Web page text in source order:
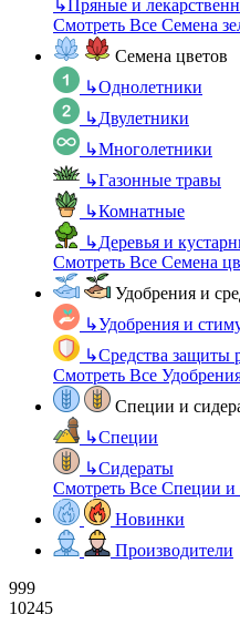
↳Пряные и
Смотреть Все Семена
Семена цветов
↳Однолетники
↳Двулетники
↳Многолетники
↳Газонные травы
↳Комнатные
↳Деревья и
Смотреть Все Семена
Удобрения и
↳Удобрения и
↳Средства защиты
Смотреть Все
Специи и
↳Специи
↳Сидераты
Смотреть Все Специи и
Новинки
Производители
999
10245